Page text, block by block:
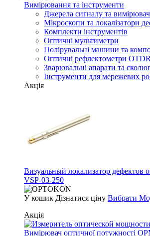
Вимірювання та інструменти
Джерела сигналу та
Мікроскопи та локалізатори
Комплекти інструментів
Оптичні мультиметри
Полірувальні машини та
Оптичні рефлектометри
Зварювальні апарати та
Інструменти для мережевих
Акція
Визуальный локализатор дефектов
VSP-03-250
У кошик Дізнатися ціну Вибрати
Акція
Вимірювач оптичної потужності